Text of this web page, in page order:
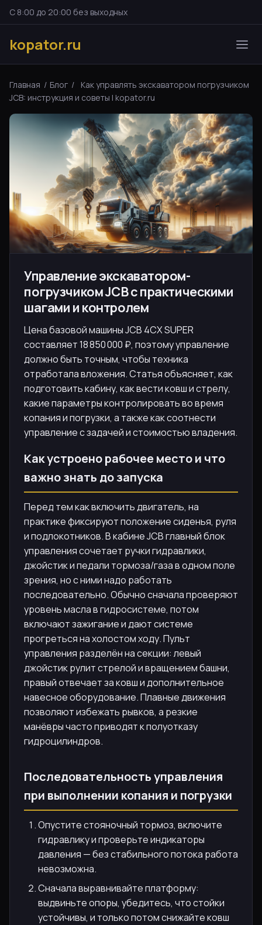
С 8:00 до 20:00 без выходных
kopator.ru
Главная / Блог /
Как управлять экскаватором погрузчиком
JCB: инструкция и советы | kopator.ru
Управление экскаватором-
погрузчиком JCB с практическими
шагами и контролем
Цена базовой машины JCB 4CX SUPER
составляет 18 850 000 ₽, поэтому управление
должно быть точным, чтобы техника
отработала вложения. Статья объясняет, как
подготовить кабину, как вести ковш и стрелу,
какие параметры контролировать во время
копания и погрузки, а также как соотнести
управление с задачей и стоимостью владения.
Как устроено рабочее место и что
важно знать до запуска
Перед тем как включить двигатель, на
практике фиксируют положение сиденья, руля
и подлокотников. В кабине JCB главный блок
управления сочетает ручки гидравлики,
джойстик и педали тормоза/газа в одном поле
зрения, но с ними надо работать
последовательно. Обычно сначала проверяют
уровень масла в гидросистеме, потом
включают зажигание и дают системе
прогреться на холостом ходу. Пульт
управления разделён на секции: левый
джойстик рулит стрелой и вращением башни,
правый отвечает за ковш и дополнительное
навесное оборудование. Плавные движения
позволяют избежать рывков, а резкие
манёвры часто приводят к полуотказу
гидроцилиндров.
Последовательность управления
при выполнении копания и погрузки
Опустите стояночный тормоз, включите
гидравлику и проверьте индикаторы
давления — без стабильного потока работа
невозможна.
Сначала выравнивайте платформу:
выдвиньте опоры, убедитесь, что стойки
устойчивы, и только потом снижайте ковш